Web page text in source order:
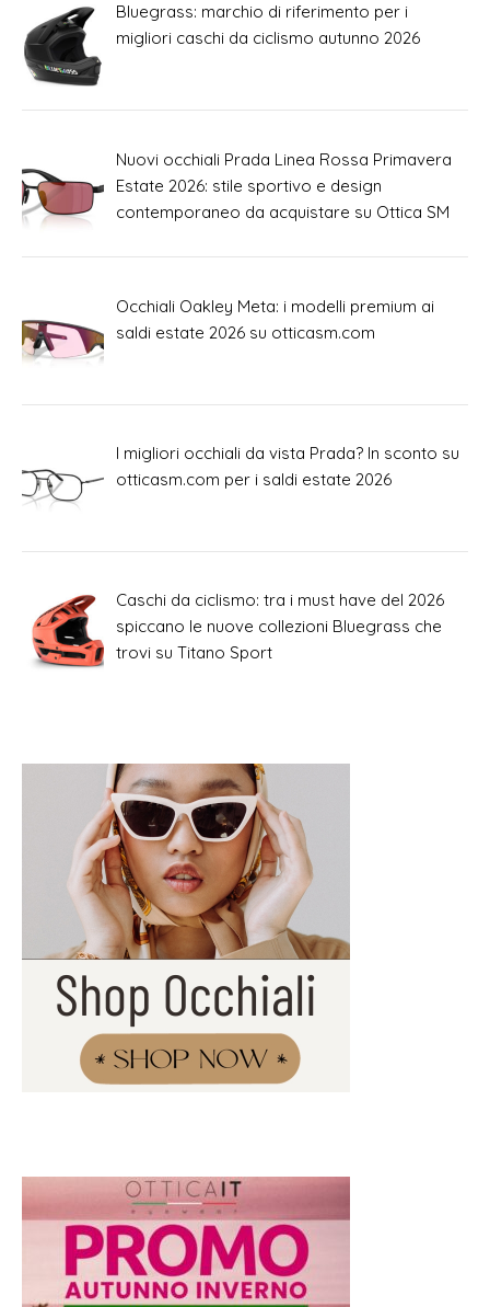
Bluegrass: marchio di riferimento per i
migliori caschi da ciclismo autunno 2026
Nuovi occhiali Prada Linea Rossa Primavera
Estate 2026: stile sportivo e design
contemporaneo da acquistare su Ottica SM
Occhiali Oakley Meta: i modelli premium ai
saldi estate 2026 su otticasm.com
I migliori occhiali da vista Prada? In sconto su
otticasm.com per i saldi estate 2026
Caschi da ciclismo: tra i must have del 2026
spiccano le nuove collezioni Bluegrass che
trovi su Titano Sport